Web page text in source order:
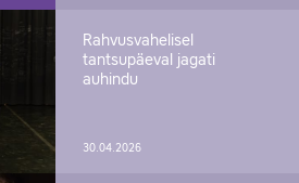
Rahvusvahelisel
tantsupäeval jagati
auhindu
30.04.2026